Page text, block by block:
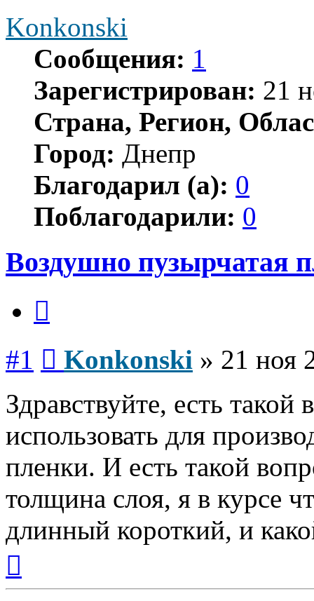
Konkonski
Сообщения: 1
Зарегистрирован: 21
Страна, Регион,
Город: Днепр
Благодарил (а): 0
Поблагодарили: 0
Воздушно пузырчатая
#1 Konkonski » 21 ноя
Здравствуйте, есть
использовать для
пленки. И есть такой
толщина слоя, я в курсе
длинный короткий, и
началу